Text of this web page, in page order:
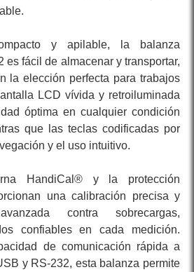
y apilable, la balanza
fácil de almacenar y transportar,
la elección perfecta para trabajos
LCD vívida y retroiluminada
óptima en cualquier condición
que las teclas codificadas por
y el uso intuitivo.
HandiCal® y la protección
una calibración precisa y
contra sobrecargas,
confiables en cada medición.
de comunicación rápida a
y RS-232, esta balanza permite